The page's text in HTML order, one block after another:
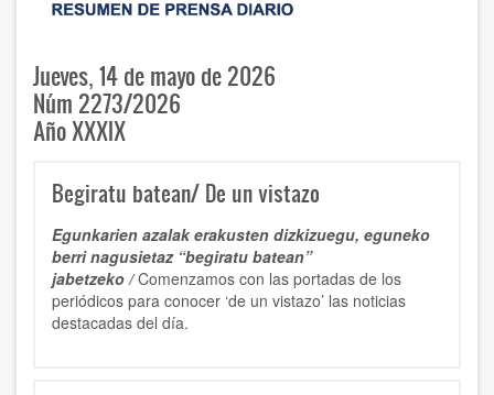
Jueves, 14 de mayo de 2026
Núm 2273/2026
Año XXXIX
Begiratu batean/ De un vistazo
Egunkarien azalak erakusten dizkizuegu, eguneko
berri nagusietaz “begiratu batean”
jabetzeko /Comenzamos con las portadas de los
periódicos para conocer ‘de un vistazo’ las noticias
destacadas del día.